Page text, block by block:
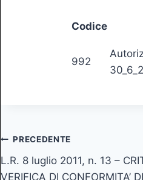
Codice
992
Navigazione
articoli
PRECEDENTE
L.R. 8 luglio 2011, n. 13 –
VERIFICA DI CONFORMITA’